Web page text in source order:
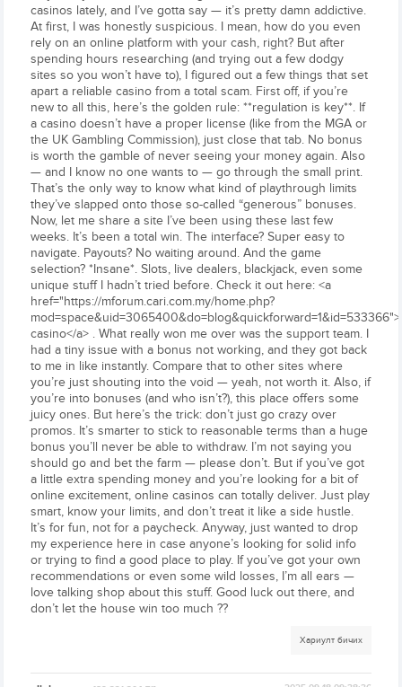
casinos lately, and I’ve gotta say — it’s pretty damn addictive.
At first, I was honestly suspicious. I mean, how do you even
rely on an online platform with your cash, right? But after
spending hours researching (and trying out a few dodgy
sites so you won’t have to), I figured out a few things that set
apart a reliable casino from a total scam. First off, if you’re
new to all this, here’s the golden rule: **regulation is key**. If
a casino doesn’t have a proper license (like from the MGA or
the UK Gambling Commission), just close that tab. No bonus
is worth the gamble of never seeing your money again. Also
— and I know no one wants to — go through the small print.
That’s the only way to know what kind of playthrough limits
they’ve slapped onto those so-called “generous” bonuses.
Now, let me share a site I’ve been using these last few
weeks. It’s been a total win. The interface? Super easy to
navigate. Payouts? No waiting around. And the game
selection? *Insane*. Slots, live dealers, blackjack, even some
unique stuff I hadn’t tried before. Check it out here: <a
href="https://mforum.cari.com.my/home.php?
casino</a> . What really won me over was the support team. I
had a tiny issue with a bonus not working, and they got back
to me in like instantly. Compare that to other sites where
you’re just shouting into the void — yeah, not worth it. Also, if
you’re into bonuses (and who isn’t?), this place offers some
juicy ones. But here’s the trick: don’t just go crazy over
promos. It’s smarter to stick to reasonable terms than a huge
bonus you’ll never be able to withdraw. I’m not saying you
should go and bet the farm — please don’t. But if you’ve got
a little extra spending money and you’re looking for a bit of
online excitement, online casinos can totally deliver. Just play
smart, know your limits, and don’t treat it like a side hustle.
It’s for fun, not for a paycheck. Anyway, just wanted to drop
my experience here in case anyone’s looking for solid info
or trying to find a good place to play. If you’ve got your own
recommendations or even some wild losses, I’m all ears —
love talking shop about this stuff. Good luck out there, and
don’t let the house win too much ??
Хариулт бичих